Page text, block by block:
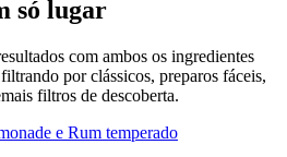
só lugar
com ambos os ingredientes
por clássicos, preparos fáceis,
filtros de descoberta.
e Rum temperado